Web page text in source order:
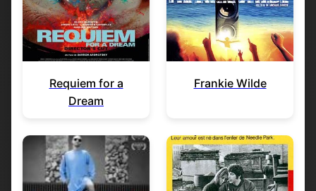
Requiem for a
Dream
Frankie Wilde